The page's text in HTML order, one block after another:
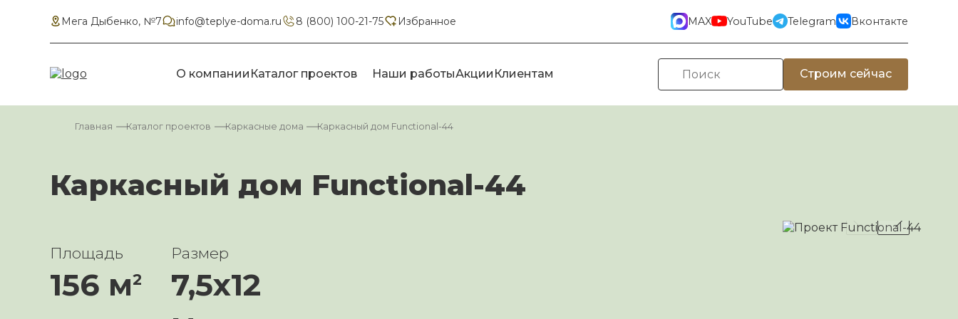
Мега Дыбенко, №7 info@teplye-doma.ru 8 (800) 100-21-75 Избранное MAX YouTube Telegram Вконтакте
О компании Каталог проектов Наши работыАкции Клиентам Строим сейчас
Главная Каталог проектов Каркасные дома Каркасный дом Functional-44
Каркасный дом Functional-44
Площадь
156 м2
Размер
7,5х12